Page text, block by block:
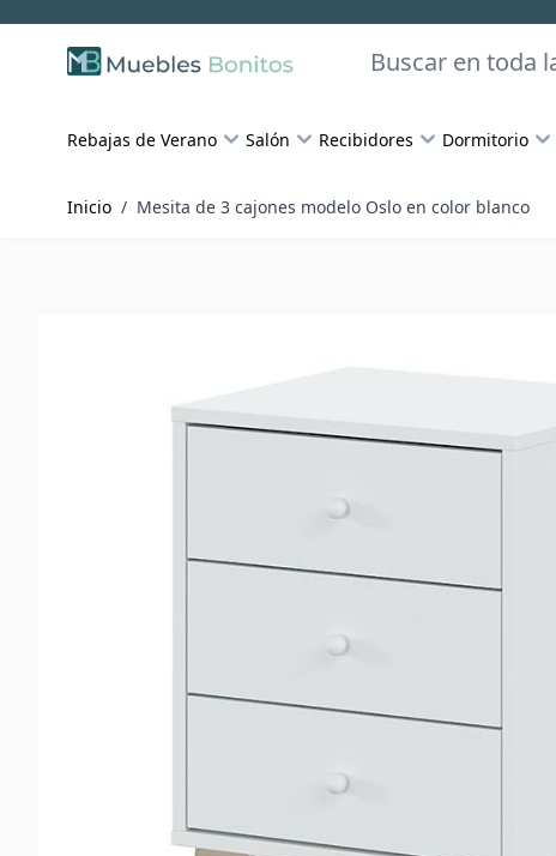
Skip to Content
Buscar
Rebajas de Verano Salón Recibidores Dormitorio
Inicio / Mesita de 3 cajones modelo Oslo en color blanco